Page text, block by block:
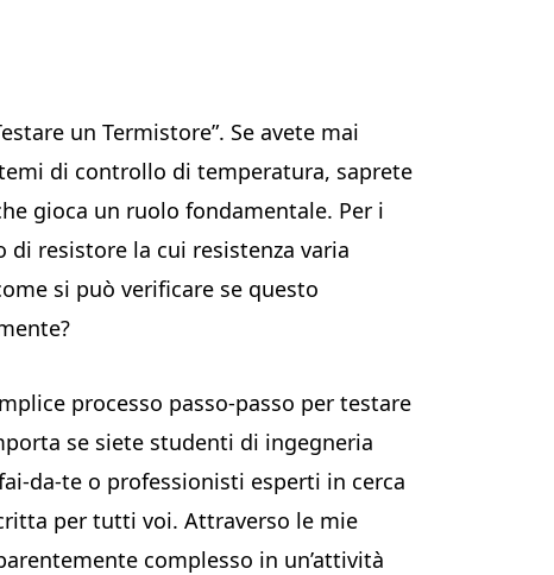
un Termistore”. Se avete mai
di controllo di temperatura, saprete
gioca un ruolo fondamentale. Per i
resistore la cui resistenza varia
si può verificare se questo
processo passo-passo per testare
se siete studenti di ingegneria
da-te o professionisti esperti in cerca
per tutti voi. Attraverso le mie
complesso in un’attività